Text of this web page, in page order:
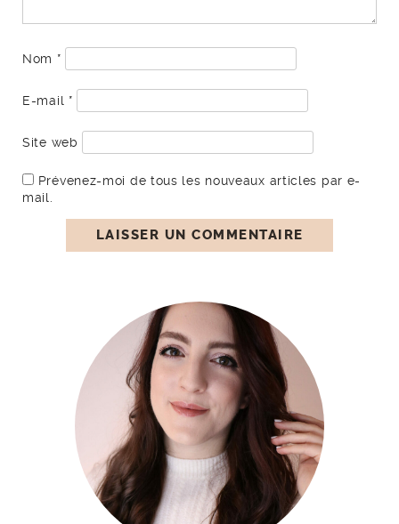
Nom *
E-mail *
Site web
Prévenez-moi de tous les nouveaux articles par e-
mail.